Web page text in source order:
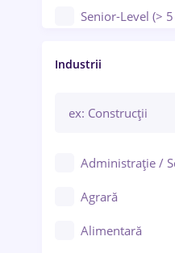
Senior-Level (>
Manager /
Industrii
Administrație /
Agrară
Alimentară